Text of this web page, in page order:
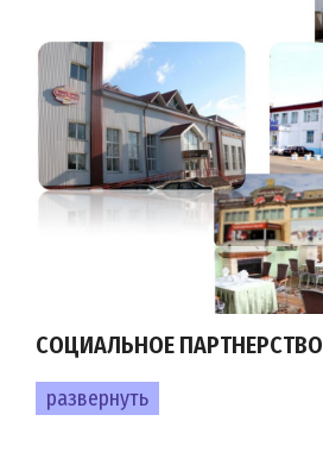
СОЦИАЛЬНОЕ ПАРТНЕРСТВО
развернуть